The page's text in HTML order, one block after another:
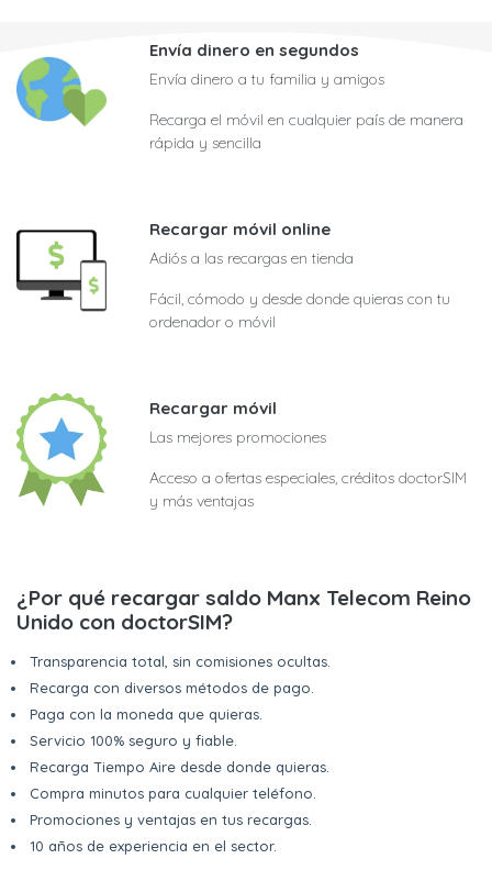
Envía dinero en segundos
Envía dinero a tu familia y amigos
Recarga el móvil en cualquier país de manera
rápida y sencilla
Recargar móvil online
Adiós a las recargas en tienda
Fácil, cómodo y desde donde quieras con tu
ordenador o móvil
Recargar móvil
Las mejores promociones
Acceso a ofertas especiales, créditos doctorSIM
y más ventajas
¿Por qué recargar saldo Manx Telecom Reino
Unido con doctorSIM?
Transparencia total, sin comisiones ocultas.
Recarga con diversos métodos de pago.
Paga con la moneda que quieras.
Servicio 100% seguro y fiable.
Recarga Tiempo Aire desde donde quieras.
Compra minutos para cualquier teléfono.
Promociones y ventajas en tus recargas.
10 años de experiencia en el sector.